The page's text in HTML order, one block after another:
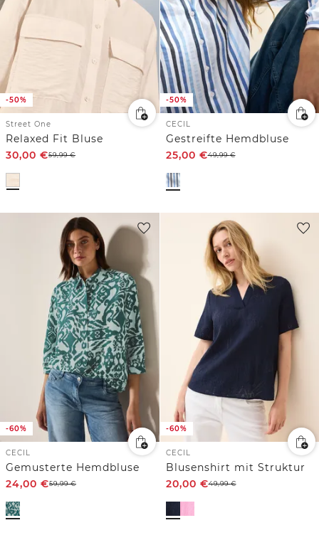
-50%
Street One
Relaxed Fit Bluse
30,00 €59,99€
-50%
CECIL
Gestreifte Hemdbluse
25,00 €49,99€
-60%
CECIL
Gemusterte Hemdbluse
24,00 €59,99€
-60%
CECIL
Blusenshirt mit Struktur
20,00 €49,99€